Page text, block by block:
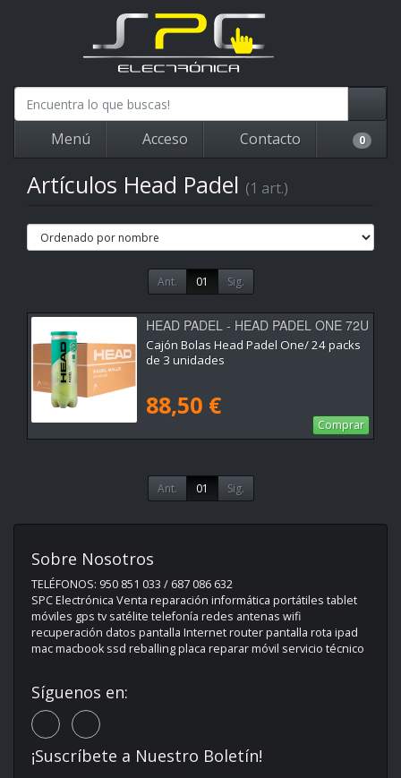
Menú Acceso Contacto 0
Artículos Head Padel (1 art.)
Ant. 01 Sig.
HEAD PADEL - HEAD PADEL ONE 72U
Cajón Bolas Head Padel One/ 24 packs
de 3 unidades
88,50 €
Comprar
Ant. 01 Sig.
Sobre Nosotros
TELÉFONOS: 950 851 033 / 687 086 632
SPC Electrónica Venta reparación informática portátiles tablet
móviles gps tv satélite telefonía redes antenas wifi
recuperación datos pantalla Internet router pantalla rota ipad
mac macbook ssd reballing placa reparar móvil servicio técnico
Síguenos en:
¡Suscríbete a Nuestro Boletín!